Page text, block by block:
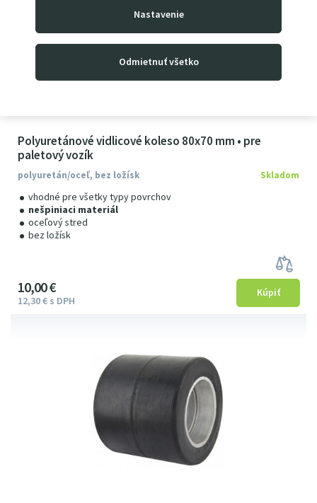
Nastavenie
Odmietnuť všetko
Polyuretánové vidlicové koleso 80x70 mm • pre
paletový vozík
polyuretán/oceľ, bez ložísk
vhodné pre všetky typy povrchov
nešpiniaci materiál
oceľový stred
bez ložísk
Skladom
10 00€
12 30€ s DPH